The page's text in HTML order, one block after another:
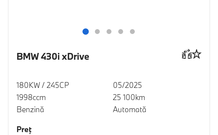
BMW 430i xDrive
180KW / 245CP
1998ccm
Benzină
05/2025
25 100km
Automată
Preţ